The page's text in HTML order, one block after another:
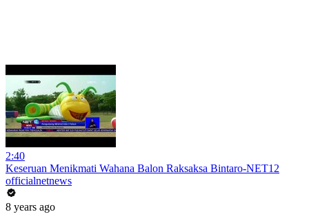
2:40
Keseruan Menikmati Wahana Balon Raksaksa Bintaro-NET12
officialnetnews
8 years ago